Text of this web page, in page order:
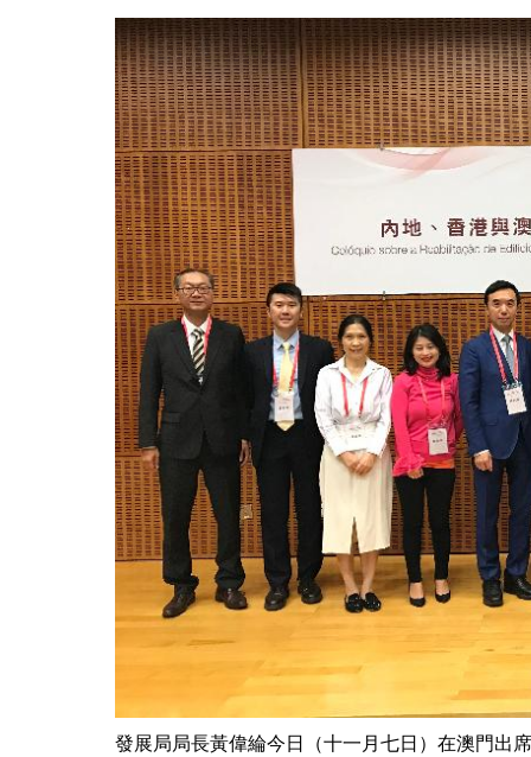
發展局局長黃偉綸今日（十一月七日）在澳門出